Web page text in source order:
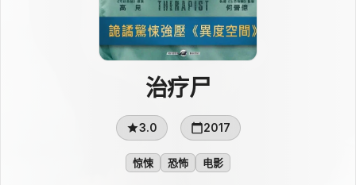
治疗尸
3.0 2017
惊悚 恐怖 电影